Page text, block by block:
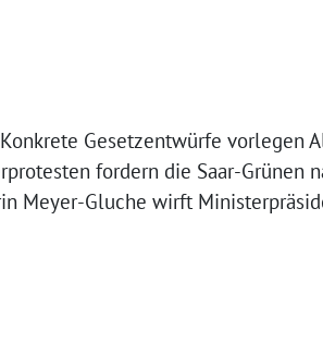
Gesetzentwürfe vorlegen
fordern die Saar-Grünen
Meyer-Gluche wirft